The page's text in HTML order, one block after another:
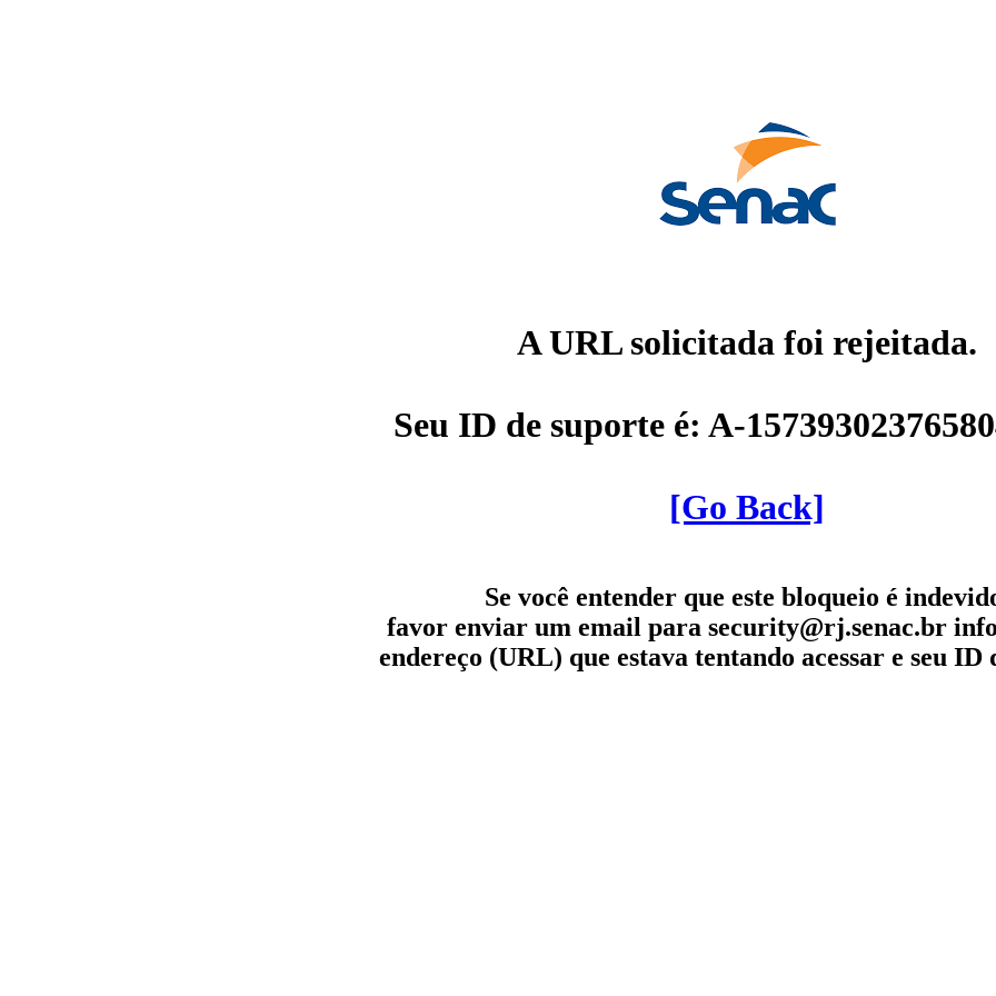
A URL solicitada foi rejeitada.
Seu ID de suporte é: A-
[Go Back]
Se você entender que este bloqueio é
favor enviar um email para security@rj.senac.br
endereço (URL) que estava tentando acessar e seu ID